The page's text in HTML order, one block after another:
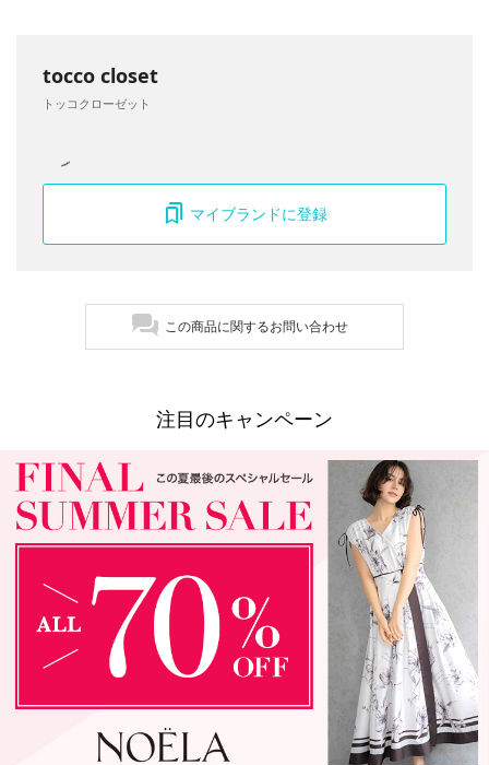
tocco closet
トッコクローゼット
マイブランドに登録
この商品に関するお問い合わせ
注目のキャンペーン